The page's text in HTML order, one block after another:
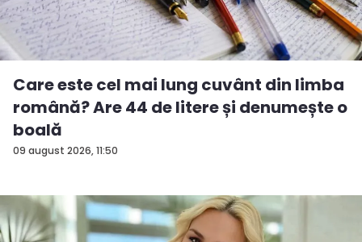
09 august 2026, 11:50
Care este cel mai lung cuvânt din limba
română? Are 44 de litere și denumește o
boală